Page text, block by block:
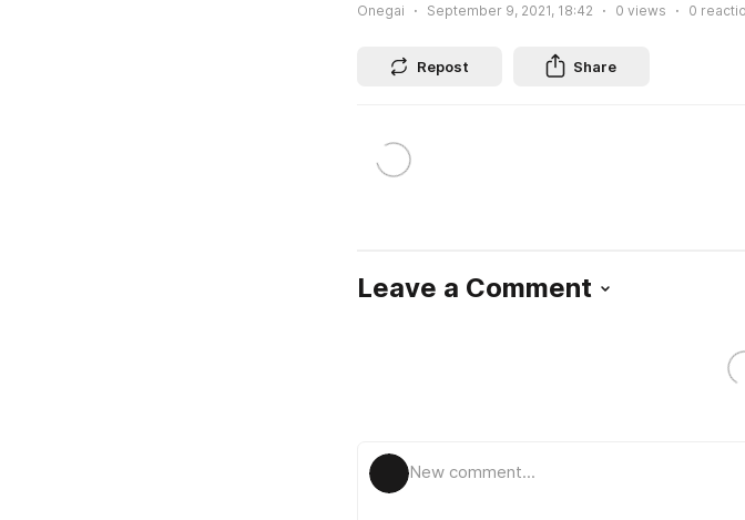
Onegai September 9, 2021, 18:42 0 views 0
Repost Share
Leave a Comment